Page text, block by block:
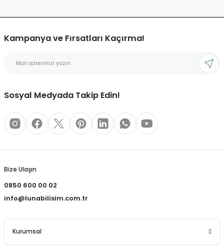
Kampanya ve Fırsatları Kaçırma!
Sosyal Medyada Takip Edin!
Bize Ulaşın
0850 600 00 02
info@lunabilisim.com.tr
Kurumsal